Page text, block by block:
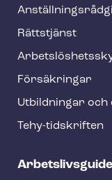
f
o
o
t
e
Rättstjänst
Försäkringar
Utbildningar och
Tehy-​tidskriften